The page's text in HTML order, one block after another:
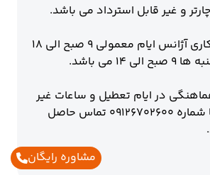
و غیر قابل استرداد می باشد.
ساعت کاری آژانس ایام معمولی ۹ صبح الی ۱۸
۱۴ می باشد.
در ایام تعطیل و ساعات غیر
اداری با شماره ۰۹۱۲۶۷۰۲۶۰۰ تماس حاصل
مشاوره رایگان